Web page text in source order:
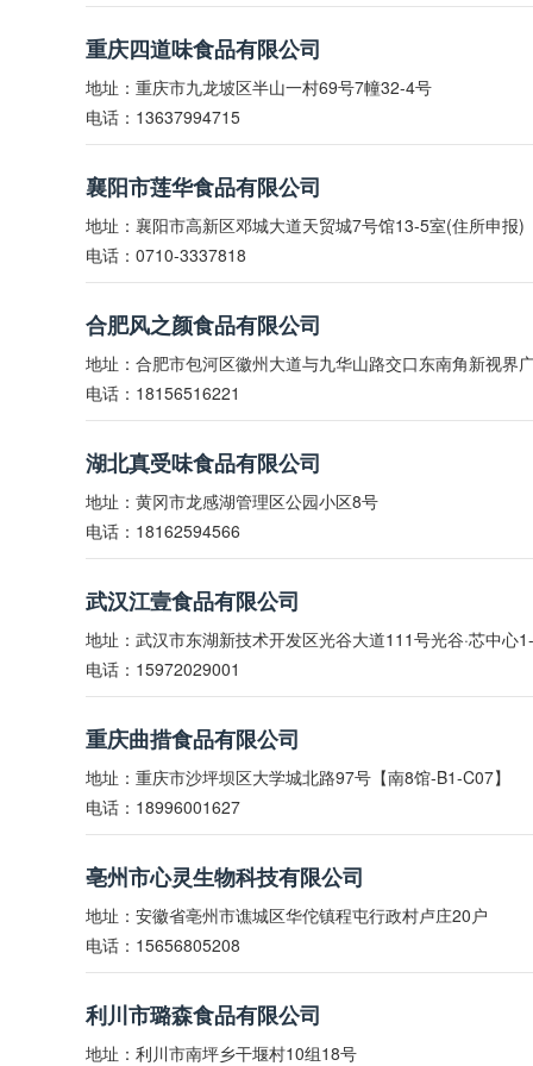
重庆四道味食品有限公司
地址：重庆市九龙坡区半山一村69号7幢32-4号
电话：13637994715
襄阳市莲华食品有限公司
地址：襄阳市高新区邓城大道天贸城7号馆13-5室(住所申报)
电话：0710-3337818
合肥风之颜食品有限公司
地址：合肥市包河区徽州大道与九华山路交口东南角新视界
电话：18156516221
湖北真受味食品有限公司
地址：黄冈市龙感湖管理区公园小区8号
电话：18162594566
武汉江壹食品有限公司
地址：武汉市东湖新技术开发区光谷大道111号光谷·芯中心
电话：15972029001
重庆曲措食品有限公司
地址：重庆市沙坪坝区大学城北路97号【南8馆-B1-C07】
电话：18996001627
亳州市心灵生物科技有限公司
地址：安徽省亳州市谯城区华佗镇程屯行政村卢庄20户
电话：15656805208
利川市璐森食品有限公司
地址：利川市南坪乡干堰村10组18号